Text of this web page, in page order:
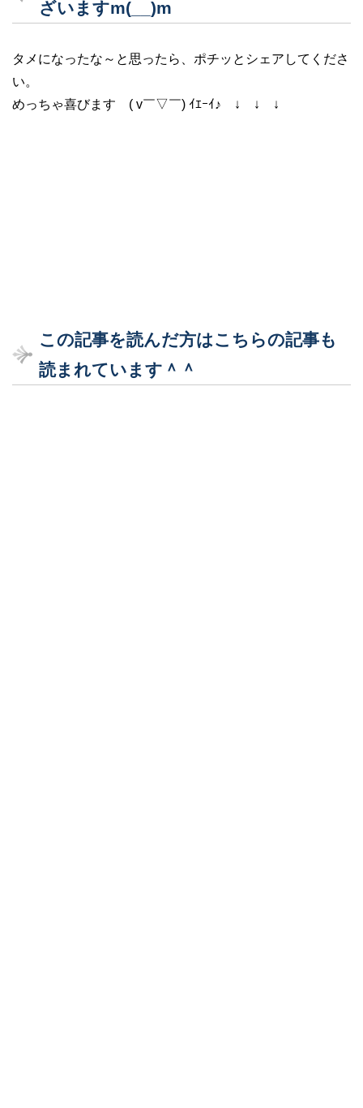
ざいますm(__)m
タメになったな～と思ったら、ポチッとシェアしてくださ
い。
めっちゃ喜びます ( v￣▽￣) ｲｴｰｲ♪ ↓ ↓ ↓
この記事を読んだ方はこちらの記事も
読まれています＾＾